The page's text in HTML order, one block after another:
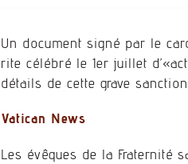
Un document signé par le
rite célébré le 1er juillet
détails de cette grave
Vatican News
Les évêques de la Fraternité